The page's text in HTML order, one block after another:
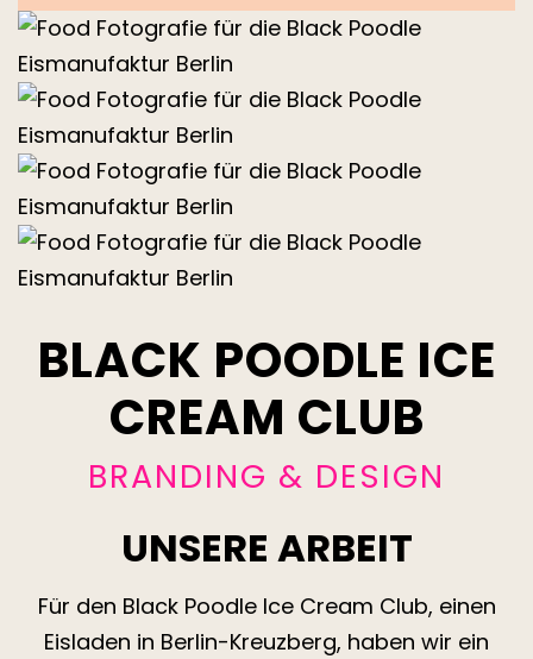
BLACK POODLE ICE
CREAM CLUB
BRANDING & DESIGN
UNSERE ARBEIT
Für den Black Poodle Ice Cream Club, einen
Eisladen in Berlin-Kreuzberg, haben wir ein